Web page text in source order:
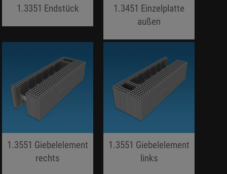
1.3351 Endstück
1.3451 Einzelplatte
außen
1.3551 Giebelelement
rechts
1.3551 Giebelelement
links